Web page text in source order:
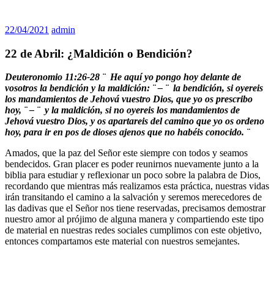
22/04/2021 admin
22 de Abril: ¿Maldición o Bendición?
Deuteronomio 11:26-28 ¨ He aquí yo pongo hoy delante de
vosotros la bendición y la maldición: ¨ – ¨ la bendición, si oyereis
los mandamientos de Jehová vuestro Dios, que yo os prescribo
hoy, ¨ – ¨ y la maldición, si no oyereis los mandamientos de
Jehová vuestro Dios, y os apartareis del camino que yo os ordeno
hoy, para ir en pos de dioses ajenos que no habéis conocido. ¨
Amados, que la paz del Señor este siempre con todos y seamos
bendecidos. Gran placer es poder reunirnos nuevamente junto a la
biblia para estudiar y reflexionar un poco sobre la palabra de Dios,
recordando que mientras más realizamos esta práctica, nuestras vidas
irán transitando el camino a la salvación y seremos merecedores de
las dadivas que el Señor nos tiene reservadas, precisamos demostrar
nuestro amor al prójimo de alguna manera y compartiendo este tipo
de material en nuestras redes sociales cumplimos con este objetivo,
entonces compartamos este material con nuestros semejantes.